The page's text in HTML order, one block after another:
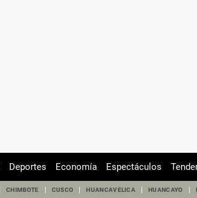
Deportes Economía Espectáculos
CHIMBOTE CUSCO HUANCAVELICA HUANCAYO